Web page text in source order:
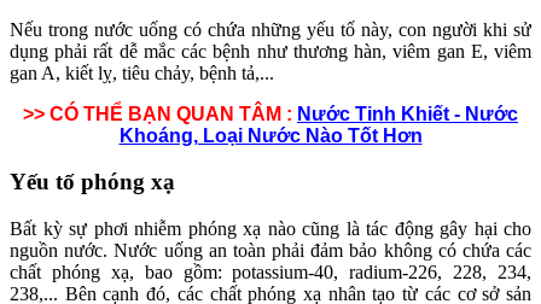
Nếu trong nước uống có chứa những yếu tố này, con người khi sử
dụng phải rất dễ mắc các bệnh như thương hàn, viêm gan E, viêm
gan A, kiết lỵ, tiêu chảy, bệnh tả,...
>> CÓ THỂ BẠN QUAN TÂM : Nước Tinh Khiết - Nước
Khoáng, Loại Nước Nào Tốt Hơn
Yếu tố phóng xạ
Bất kỳ sự phơi nhiễm phóng xạ nào cũng là tác động gây hại cho
nguồn nước. Nước uống an toàn phải đảm bảo không có chứa các
chất phóng xạ, bao gồm: potassium-40, radium-226, 228, 234,
238,... Bên cạnh đó, các chất phóng xạ nhân tạo từ các cơ sở sản